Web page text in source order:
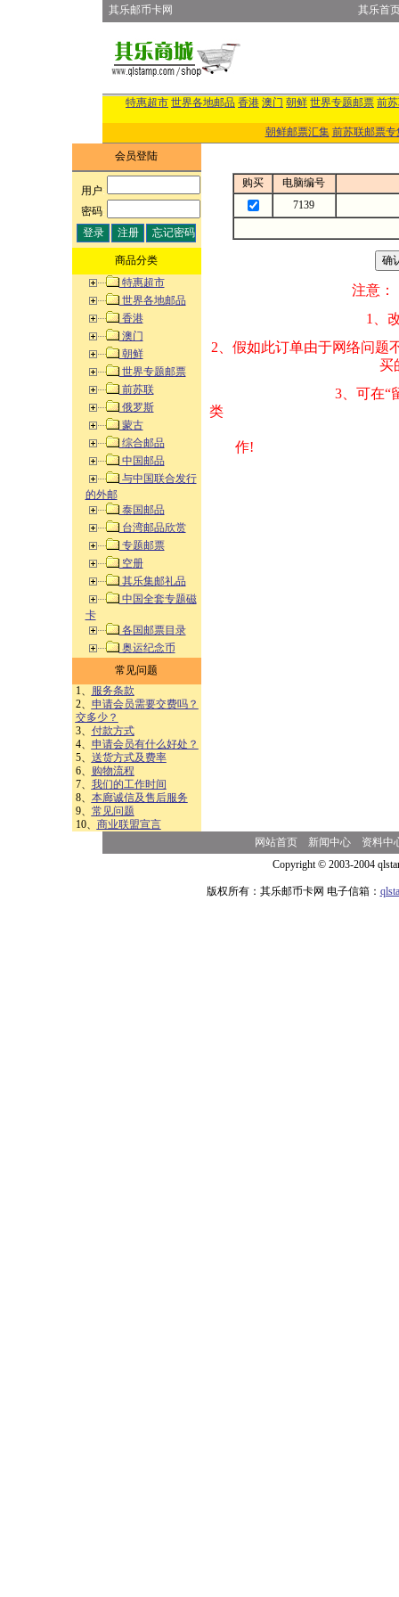
其乐邮币卡网 其乐首
特惠超市 世界各地邮品 香港 澳门 朝鲜 世界专题邮票 前
朝鲜邮票汇集 前苏联邮票专
会员登陆
用户:
密码:
商品分类
特惠超市
世界各地邮品
香港
澳门
朝鲜
世界专题邮票
前苏联
俄罗斯
蒙古
综合邮品
中国邮品
与中国联合发行
的外邮
泰国邮品
台湾邮品欣赏
专题邮票
空册
其乐集邮礼品
中国全套专题磁
卡
各国邮票目录
奥运纪念币
常见问题
1、
服务条款
2、 申请会员需要交费吗？
交多少？
3、 付款方式
4、 申请会员有什么好处？
5、 送货方式及费率
6、
购物流程
7、 我们的工作时间
8、 本廊诚信及售后服务
9、 常见问题
10、 商业联盟宣言
购买
电脑编号
7139
注意：
1、改变商品数量
2、假如此订单由
买的邮品的“
3、可在“
类 方式告之
作!
网站首页 新闻中心
资料中
Copyright © 2003-2004
版权所有：其乐邮币卡网 电子信箱：